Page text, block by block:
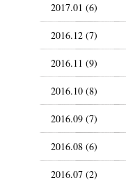
2017.01 (6)
2016.12 (7)
2016.11 (9)
2016.10 (8)
2016.09 (7)
2016.08 (6)
2016.07 (2)